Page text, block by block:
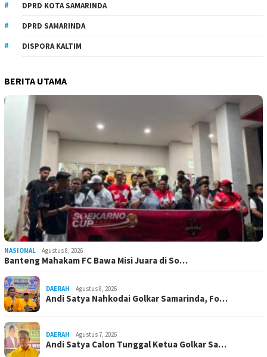
DPRD KOTA SAMARINDA
DPRD SAMARINDA
DISPORA KALTIM
BERITA UTAMA
NASIONAL Agustus 8, 2026
Banteng Mahakam FC Bawa Misi Juara di So…
DAERAH Agustus 8, 2026
Andi Satya Nahkodai Golkar Samarinda, Fo…
DAERAH Agustus 7, 2026
Andi Satya Calon Tunggal Ketua Golkar Sa…